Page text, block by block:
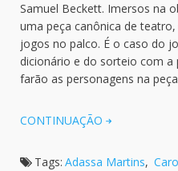
Samuel Beckett. Imersos na
uma peça canônica de
jogos no palco. É o caso do
dicionário e do sorteio com a
farão as personagens na
CONTINUAÇÃO
Tags: Adassa Martins,